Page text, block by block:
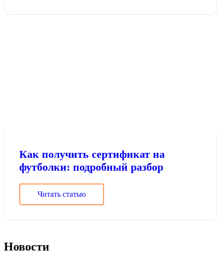
Как получить сертификат на
футболки: подробный разбор
Читать статью
Новости